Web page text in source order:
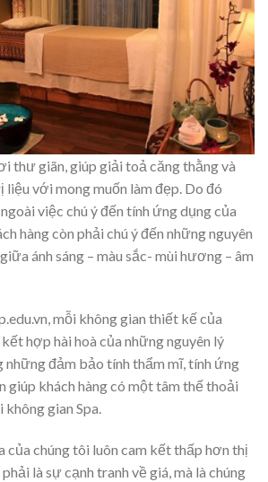
thư giãn, giúp giải toả căng thằng và
liệu với mong muốn làm đẹp. Do đó
việc chú ý đến tính ứng dụng của
hàng còn phải chú ý đến những nguyên
ánh sáng – màu sắc- mùi hương – âm
mỗi không gian thiết kế của
hợp hài hoà của những nguyên lý
những đảm bảo tính thẩm mĩ, tính ứng
giúp khách hàng có một tâm thế thoải
gian Spa.
của chúng tôi luôn cam kết thấp hơn thị
là sự cạnh tranh về giá, mà là chúng